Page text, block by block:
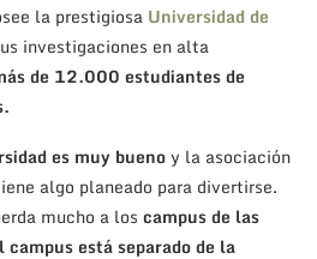
la prestigiosa Universidad de
investigaciones en alta
de 12.000 estudiantes de
es muy buenoy la asociación
algo planeado para divertirse.
mucho a los campus de las
campus está separado de la